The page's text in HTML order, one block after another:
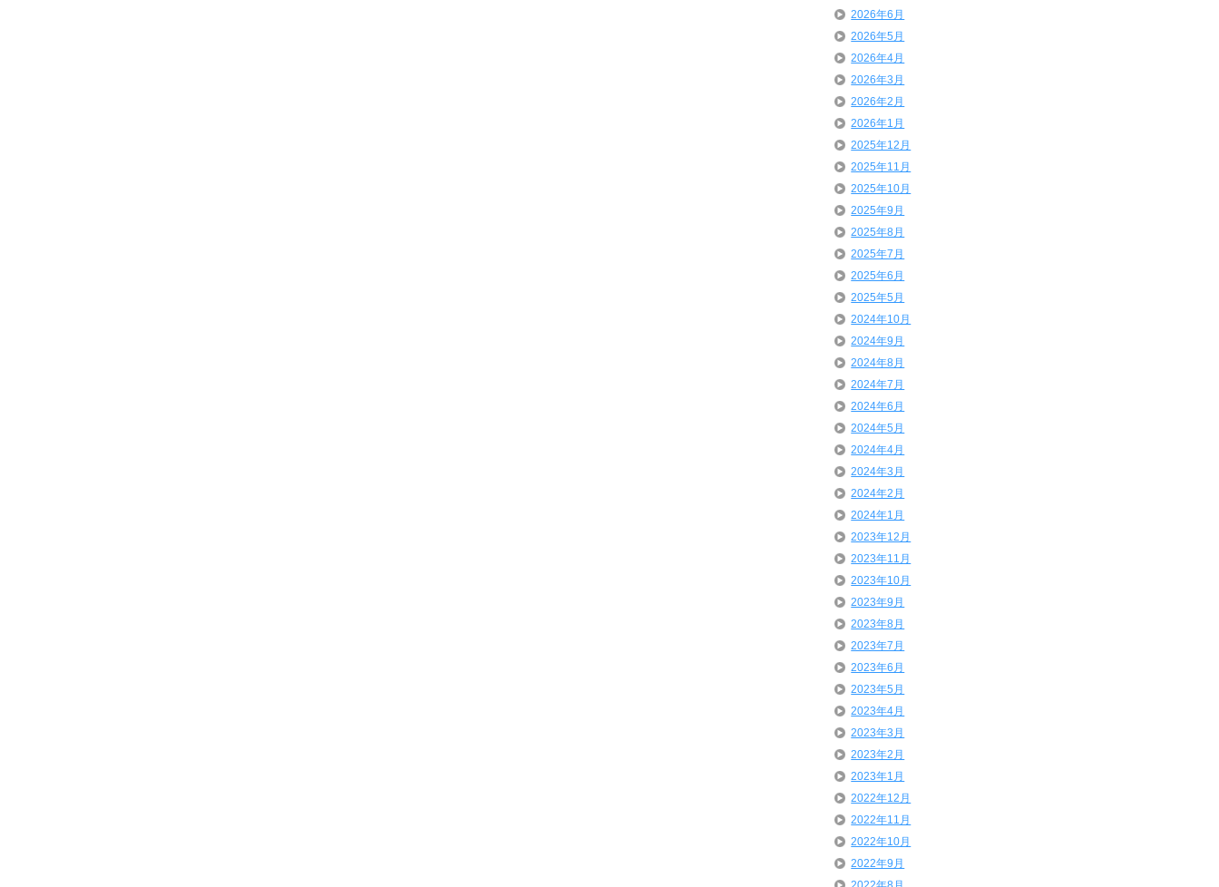
2026年6月
2026年5月
2026年4月
2026年3月
2026年2月
2026年1月
2025年12月
2025年11月
2025年10月
2025年9月
2025年8月
2025年7月
2025年6月
2025年5月
2024年10月
2024年9月
2024年8月
2024年7月
2024年6月
2024年5月
2024年4月
2024年3月
2024年2月
2024年1月
2023年12月
2023年11月
2023年10月
2023年9月
2023年8月
2023年7月
2023年6月
2023年5月
2023年4月
2023年3月
2023年2月
2023年1月
2022年12月
2022年11月
2022年10月
2022年9月